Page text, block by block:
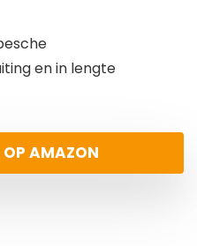
en in lengte
OP AMAZON